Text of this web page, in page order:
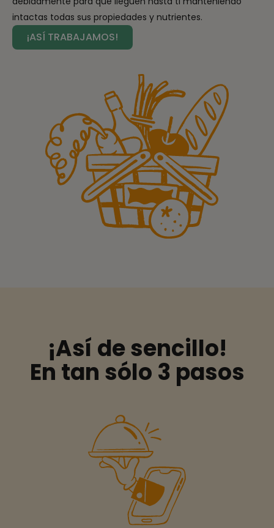
intactas todas sus propiedades y nutrientes.
¡ASÍ TRABAJAMOS!
¡Así de sencillo!
En tan sólo 3 pasos